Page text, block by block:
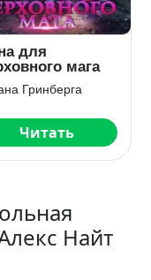
для
мага
Гринберга
Читать
Найт